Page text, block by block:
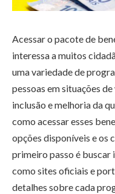
Acessar o pacote de
interessa a muitos
uma variedade de
pessoas em situações
inclusão e melhoria da
como acessar esses
opções disponíveis e os
primeiro passo é buscar
como sites oficiais e
detalhes sobre cada